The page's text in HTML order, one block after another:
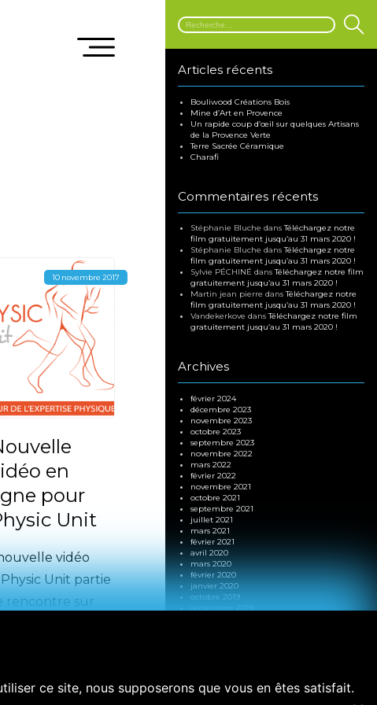
en
pour
Unit
10 novembre 2017
vidéo
Unit partie
rencontre sur
»
Articles récents
Bouliwood Créations Bois
Mine d’Art en Provence
Un rapide coup d’œil sur quelques Artisans
de la Provence Verte
Terre Sacrée Céramique
Charafi
Commentaires récents
Stéphanie Bluche dansTéléchargez notre
film gratuitement jusqu’au 31 mars 2020 !
Stéphanie Bluche dansTéléchargez notre
film gratuitement jusqu’au 31 mars 2020 !
Sylvie PÉCHINÉ dansTéléchargez notre film
gratuitement jusqu’au 31 mars 2020 !
Martin jean pierre dansTéléchargez notre
film gratuitement jusqu’au 31 mars 2020 !
Vandekerkove dansTéléchargez notre film
gratuitement jusqu’au 31 mars 2020 !
Archives
février 2024
décembre 2023
novembre 2023
octobre 2023
septembre 2023
novembre 2022
mars 2022
février 2022
novembre 2021
octobre 2021
septembre 2021
juillet 2021
mars 2021
février 2021
avril 2020
mars 2020
février 2020
janvier 2020
octobre 2019
septembre 2018
juillet 2018
ce site, nous supposerons que vous en êtes satisfait.